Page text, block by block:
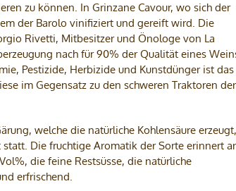
zu können. In Grinzane Cavour, wo sich der
der Barolo vinifiziert und gereift wird. Die
Rivetti, Mitbesitzer und Önologe von La
nach für 90% der Qualität eines
Pestizide, Herbizide und Kunstdünger ist das
im Gegensatz zu den schweren Traktoren
welche die natürliche Kohlensäure erzeugt,
Die fruchtige Aromatik der Sorte erinnert
die feine Restsüsse, die natürliche
erfrischend.